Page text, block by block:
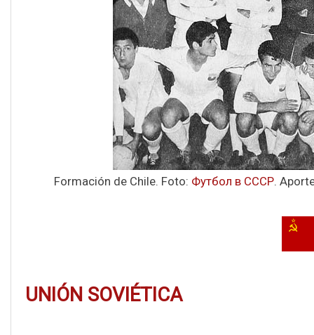
Formación de Chile. Foto: Футбол в СССР.
UNIÓN SOVIÉTICA